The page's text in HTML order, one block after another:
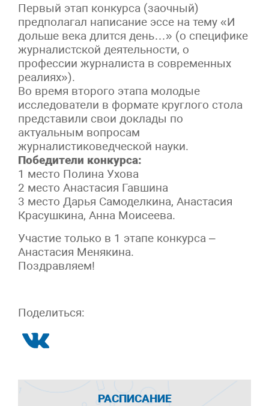
Первый этап конкурса (заочный)
предполагал написание эссе на тему «И
дольше века длится день…» (о специфике
журналистской деятельности, о
профессии журналиста в современных
реалиях»).
Во время второго этапа молодые
исследователи в формате круглого стола
представили свои доклады по
актуальным вопросам
журналистиковедческой науки.
Победители конкурса:
1 место Полина Ухова
2 место Анастасия Гавшина
3 место Дарья Самоделкина, Анастасия
Красушкина, Анна Моисеева.
Участие только в 1 этапе конкурса –
Анастасия Менякина.
Поздравляем!
Поделиться:
РАСПИСАНИЕ